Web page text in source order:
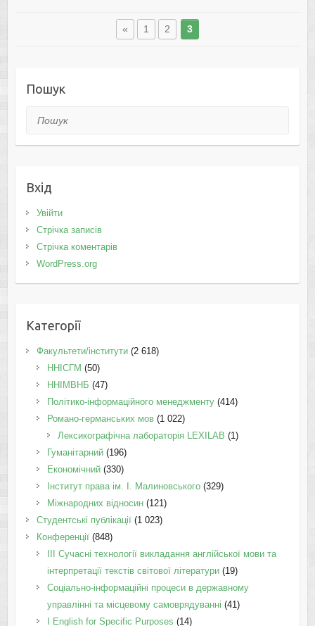
« 1 2 3
Пошук
Пошук
Вхід
Увійти
Стрічка записів
Стрічка коментарів
WordPress.org
Категорії
Факультети/інститути(2 618)
ННІСГМ (50)
ННІМВНБ (47)
Політико-інформаційного менеджменту(414)
Романо-германських мов(1 022)
Лексикографічна лабораторія LEXILAB (1)
Гуманітарний(196)
Економічний(330)
Інститут права ім. І. Малиновського(329)
Міжнародних відносин(121)
Студентські публікації(1 023)
Конференції(848)
III Сучасні технології викладання англійської мови та
інтерпретації текстів світової літератури(19)
Соціально-інформаційні процеси в державному
управлінні та місцевому самоврядуванні (41)
І English for Specific Purposes (14)